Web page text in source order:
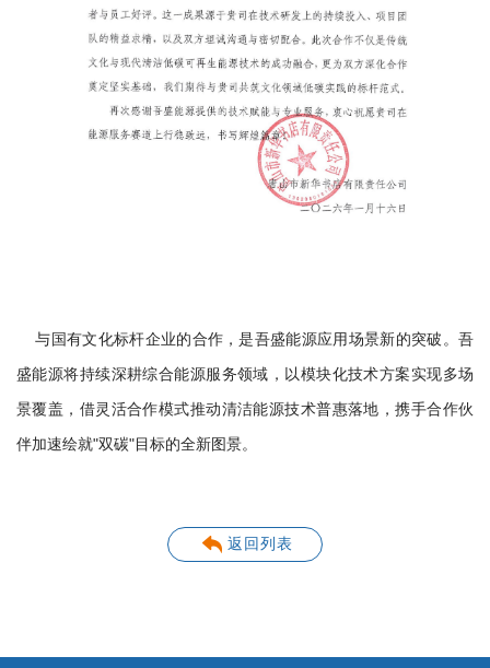
与国有文化标杆企业的合作，是吾盛能源应用场景新的突破。吾
盛能源将持续深耕综合能源服务领域，以模块化技术方案实现多场
景覆盖，借灵活合作模式推动清洁能源技术普惠落地，携手合作伙
伴加速绘就"双碳"目标的全新图景。
返回列表